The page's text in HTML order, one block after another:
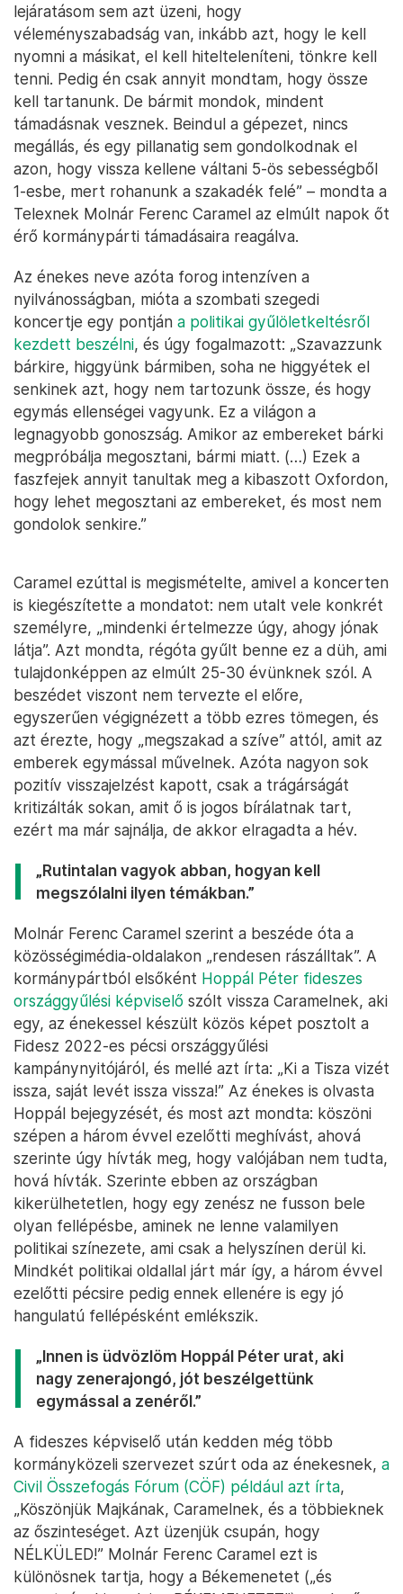
lejáratásom sem azt üzeni, hogy
véleményszabadság van, inkább azt, hogy le kell
nyomni a másikat, el kell hitelteleníteni, tönkre kell
tenni. Pedig én csak annyit mondtam, hogy össze
kell tartanunk. De bármit mondok, mindent
támadásnak vesznek. Beindul a gépezet, nincs
megállás, és egy pillanatig sem gondolkodnak el
azon, hogy vissza kellene váltani 5-ös sebességből
1-esbe, mert rohanunk a szakadék felé” – mondta a
Telexnek Molnár Ferenc Caramel az elmúlt napok őt
érő kormánypárti támadásaira reagálva.
Az énekes neve azóta forog intenzíven a
nyilvánosságban, mióta a szombati szegedi
koncertje egy pontján a politikai gyűlöletkeltésről
kezdett beszélni, és úgy fogalmazott: „Szavazzunk
bárkire, higgyünk bármiben, soha ne higgyétek el
senkinek azt, hogy nem tartozunk össze, és hogy
egymás ellenségei vagyunk. Ez a világon a
legnagyobb gonoszság. Amikor az embereket bárki
megpróbálja megosztani, bármi miatt. (…) Ezek a
faszfejek annyit tanultak meg a kibaszott Oxfordon,
hogy lehet megosztani az embereket, és most nem
gondolok senkire.”
Caramel ezúttal is megismételte, amivel a koncerten
is kiegészítette a mondatot: nem utalt vele konkrét
személyre, „mindenki értelmezze úgy, ahogy jónak
látja”. Azt mondta, régóta gyűlt benne ez a düh, ami
tulajdonképpen az elmúlt 25-30 évünknek szól. A
beszédet viszont nem tervezte el előre,
egyszerűen végignézett a több ezres tömegen, és
azt érezte, hogy „megszakad a szíve” attól, amit az
emberek egymással művelnek. Azóta nagyon sok
pozitív visszajelzést kapott, csak a trágárságát
kritizálták sokan, amit ő is jogos bírálatnak tart,
ezért ma már sajnálja, de akkor elragadta a hév.
„Rutintalan vagyok abban, hogyan kell
megszólalni ilyen témákban.”
Molnár Ferenc Caramel szerint a beszéde óta a
közösségimédia-oldalakon „rendesen rászálltak”. A
kormánypártból elsőként Hoppál Péter fideszes
országgyűlési képviselő szólt vissza Caramelnek, aki
egy, az énekessel készült közös képet posztolt a
Fidesz 2022-es pécsi országgyűlési
kampánynyitójáról, és mellé azt írta: „Ki a Tisza vizét
issza, saját levét issza vissza!” Az énekes is olvasta
Hoppál bejegyzését, és most azt mondta: köszöni
szépen a három évvel ezelőtti meghívást, ahová
szerinte úgy hívták meg, hogy valójában nem tudta,
hová hívták. Szerinte ebben az országban
kikerülhetetlen, hogy egy zenész ne fusson bele
olyan fellépésbe, aminek ne lenne valamilyen
politikai színezete, ami csak a helyszínen derül ki.
Mindkét politikai oldallal járt már így, a három évvel
ezelőtti pécsire pedig ennek ellenére is egy jó
hangulatú fellépésként emlékszik.
„Innen is üdvözlöm Hoppál Péter urat, aki
nagy zenerajongó, jót beszélgettünk
egymással a zenéről.”
A fideszes képviselő után kedden még több
kormányközeli szervezet szúrt oda az énekesnek, a
Civil Összefogás Fórum (CÖF) például azt írta,
„Köszönjük Majkának, Caramelnek, és a többieknek
az őszinteséget. Azt üzenjük csupán, hogy
NÉLKÜLED!” Molnár Ferenc Caramel ezt is
különösnek tartja, hogy a Békemenetet („és